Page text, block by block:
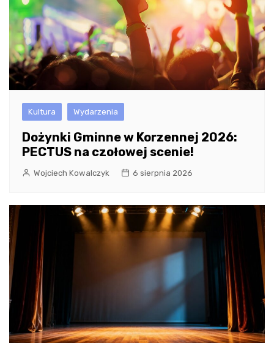
Kultura Wydarzenia
Dożynki Gminne w Korzennej 2026:
PECTUS na czołowej scenie!
Wojciech Kowalczyk 6 sierpnia 2026